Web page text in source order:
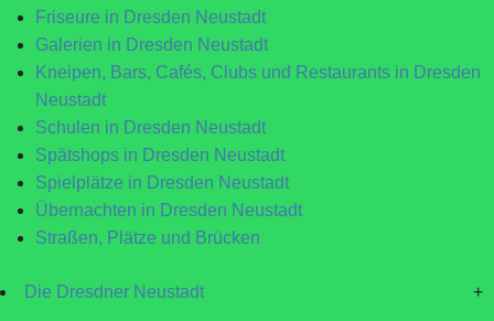
Friseure in Dresden Neustadt
Galerien in Dresden Neustadt
Kneipen, Bars, Cafés, Clubs und Restaurants in Dresden
Neustadt
Schulen in Dresden Neustadt
Spätshops in Dresden Neustadt
Spielplätze in Dresden Neustadt
Übernachten in Dresden Neustadt
Straßen, Plätze und Brücken
Die Dresdner Neustadt +